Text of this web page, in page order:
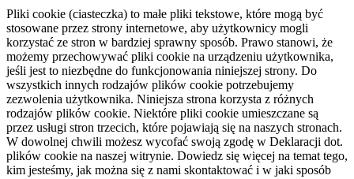
Pliki cookie (ciasteczka) to małe pliki tekstowe, które mogą być
stosowane przez strony internetowe, aby użytkownicy mogli
korzystać ze stron w bardziej sprawny sposób. Prawo stanowi, że
możemy przechowywać pliki cookie na urządzeniu użytkownika,
jeśli jest to niezbędne do funkcjonowania niniejszej strony. Do
wszystkich innych rodzajów plików cookie potrzebujemy
zezwolenia użytkownika. Niniejsza strona korzysta z różnych
rodzajów plików cookie. Niektóre pliki cookie umieszczane są
przez usługi stron trzecich, które pojawiają się na naszych stronach.
W dowolnej chwili możesz wycofać swoją zgodę w Deklaracji dot.
plików cookie na naszej witrynie. Dowiedz się więcej na temat tego,
kim jesteśmy, jak można się z nami skontaktować i w jaki sposób